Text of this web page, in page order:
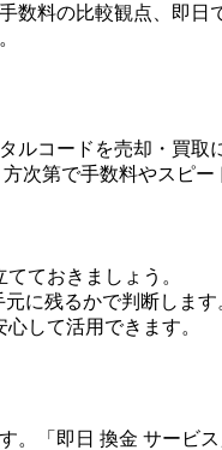
数料の比較観点、即日
コードを売却・買取
次第で手数料やスピー
ておきましょう。
に残るかで判断します
して活用できます。
「即日 換金 サービ